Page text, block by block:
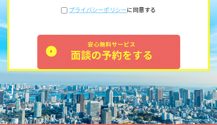
プライバシーポリシーに同意する